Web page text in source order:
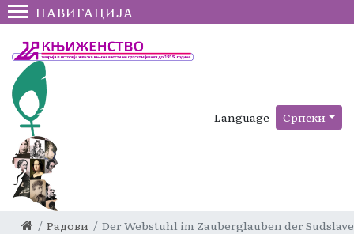
НАВИГАЦИЈА
Language Српски
Радови Der Webstuhl im Zauberglauben der